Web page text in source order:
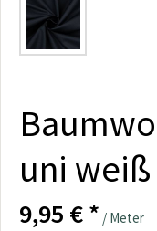
uni weiß
9,95 € * / Meter